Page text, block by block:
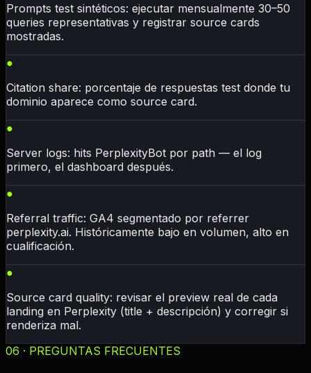
Prompts test sintéticos: ejecutar mensualmente 30–50
queries representativas y registrar source cards
mostradas.
●
Citation share: porcentaje de respuestas test donde tu
dominio aparece como source card.
●
Server logs: hits PerplexityBot por path — el log
primero, el dashboard después.
●
Referral traffic: GA4 segmentado por referrer
perplexity.ai. Históricamente bajo en volumen, alto en
cualificación.
●
Source card quality: revisar el preview real de cada
landing en Perplexity (title + descripción) y corregir si
renderiza mal.
06 · PREGUNTAS FRECUENTES